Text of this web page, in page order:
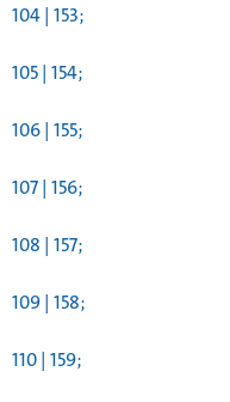
104 | 153;
105 | 154;
106 | 155;
107 | 156;
108 | 157;
109 | 158;
110 | 159;